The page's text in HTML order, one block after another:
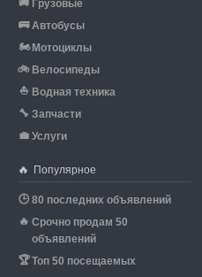
Грузовые
🚌 Автобусы
🏍 Мотоциклы
🚲 Велосипеды
⛵ Водная техника
🔧 Запчасти
💼 Услуги
🔥 Популярное
🕒 80 последних объявлений
🔥 Срочно продам 50
объявлений
🏆Топ 50 посещаемых